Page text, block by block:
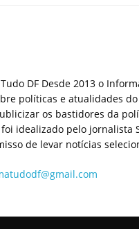
DF Desde 2013 o
políticas e atualidades
os bastidores da
idealizado pelo jornalista
de levar notícias